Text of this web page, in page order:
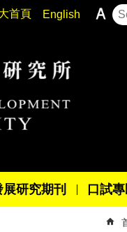
首頁 English
展研究期刊 口試